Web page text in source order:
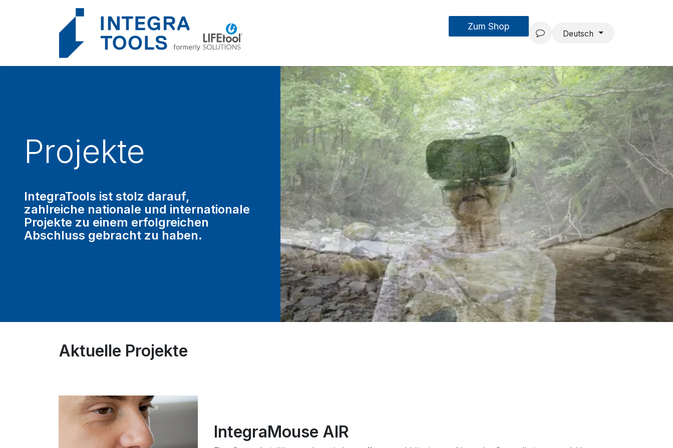
IntegraMouseAIR Forschung & Entwicklung
Zum Shop
Deutsch
Projekte
IntegraTools ist stolz darauf,
zahlreiche nationale und internationale
Projekte zu einem erfolgreichen
Abschluss gebracht zu haben.
Aktuelle Projekte
IntegraMouse AIR
Cookie-Einstellungen